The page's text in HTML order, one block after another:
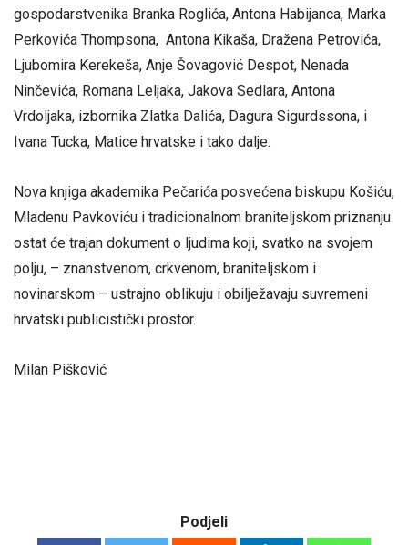
gospodarstvenika Branka Roglića, Antona Habijanca, Marka
Perkovića Thompsona, Antona Kikaša, Dražena Petrovića,
Ljubomira Kerekeša, Anje Šovagović Despot, Nenada
Ninčevića, Romana Leljaka, Jakova Sedlara, Antona
Vrdoljaka, izbornika Zlatka Dalića, Dagura Sigurdssona, i
Ivana Tucka, Matice hrvatske i tako dalje.
Nova knjiga akademika Pečarića posvećena biskupu Košiću,
Mladenu Pavkoviću i tradicionalnom braniteljskom priznanju
ostat će trajan dokument o ljudima koji, svatko na svojem
polju, – znanstvenom, crkvenom, braniteljskom i
novinarskom – ustrajno oblikuju i obilježavaju suvremeni
hrvatski publicistički prostor.
Milan Pišković
Podjeli